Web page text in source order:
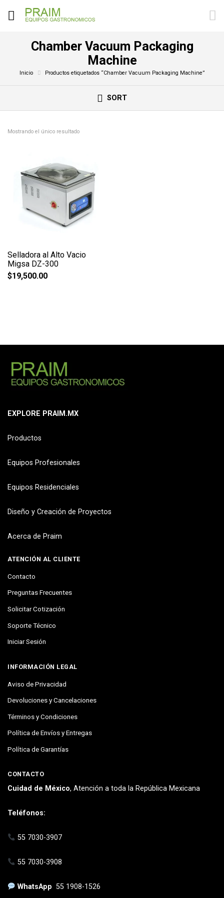
Chamber Vacuum Packaging
Machine
Inicio Productos etiquetados “Chamber Vacuum Packaging Machine”
SORT
Mostrando el único resultado
Selladora al Alto Vacio
Migsa DZ-300
$19,500.00
EXPLORE PRAIM.MX
Productos
Equipos Profesionales
Equipos Residenciales
Diseño y Creación de Proyectos
Acerca de Praim
ATENCIÓN AL CLIENTE
Contacto
Preguntas Frecuentes
Solicitar Cotización
Soporte Técnico
Iniciar Sesión
INFORMACIÓN LEGAL
Aviso de Privacidad
Devoluciones y Cancelaciones
Términos y Condiciones
Política de Envíos y Entregas
Política de Garantías
CONTACTO
Cuidad de México, Atención a toda la República Mexicana
Teléfonos:
55 7030-3907
55 7030-3908
WhatsApp55 1908-1526